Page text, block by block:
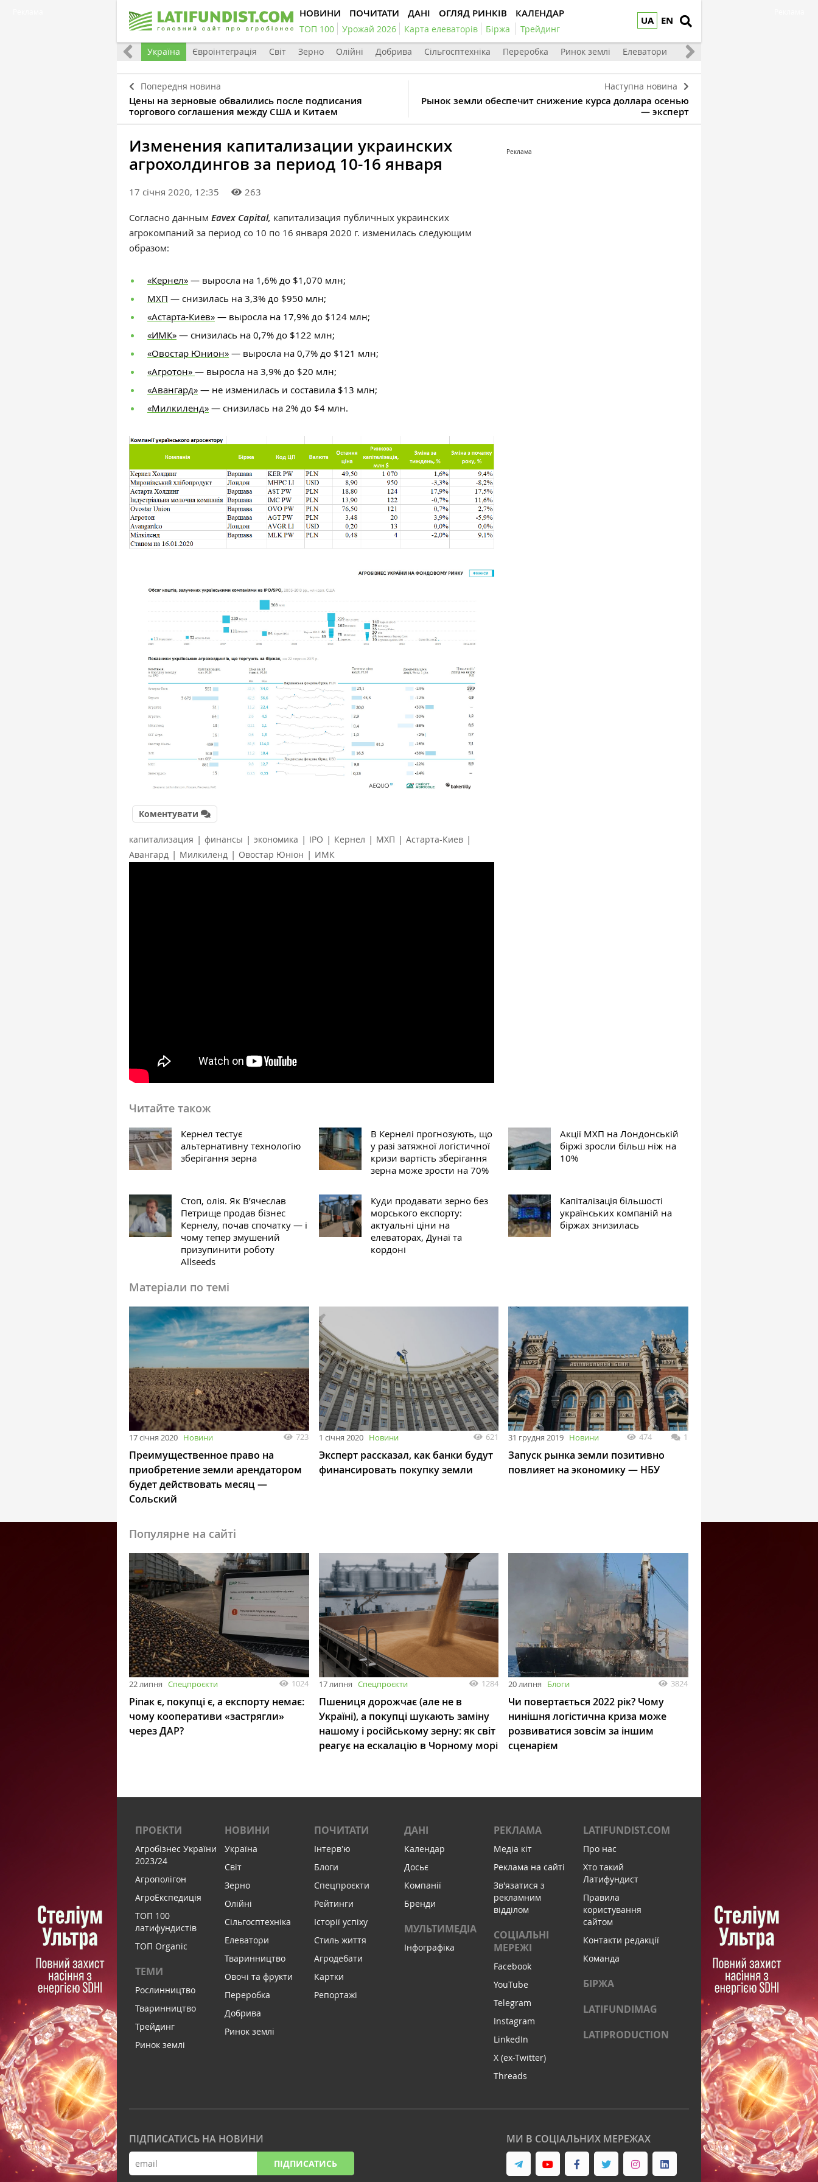
UA EN
НОВИНИ ПОЧИТАТИ ДАНІ ОГЛЯД РИНКІВ КАЛЕНДАР
ТОП 100 Урожай 2026 Карта елеваторів Біржа Трейдинг
Все Україна Євроінтеграція Світ Зерно Олійні Добрива Сільгосптехніка Переробка Ринок землі Елеватори Тваринництво
Попередня новина
Цены на зерновые обвалились после подписания
торгового соглашения между США и Китаем
Наступна новина
Рынок земли обеспечит снижение курса доллара осенью
— эксперт
Изменения капитализации украинских
агрохолдингов за период 10-16 января
17 січня 2020, 12:35 263
Согласно данным Eavex Capital, капитализация публичных украинских
агрокомпаний за период со 10 по 16 января 2020 г. изменилась следующим
образом:
«Кернел» — выросла на 1,6% до $1,070 млн;
МХП — снизилась на 3,3% до $950 млн;
«Астарта-Киев» — выросла на 17,9% до $124 млн;
«ИМК» — снизилась на 0,7% до $122 млн;
«Овостар Юнион» — выросла на 0,7% до $121 млн;
«Агротон» — выросла на 3,9% до $20 млн;
«Авангард» — не изменилась и составила $13 млн;
«Милкиленд» — снизилась на 2% до $4 млн.
Коментувати
капитализация | финансы | экономика | IPO | Кернел | МХП | Астарта-Киев |
Авангард | Милкиленд | Овостар Юніон | ИМК
Реклама
Читайте також
Кернел тестує
альтернативну технологію
зберігання зерна
В Кернелі прогнозують, що
у разі затяжної логістичної
кризи вартість зберігання
зерна може зрости на 70%
Акції МХП на Лондонській
біржі зросли більш ніж на
10%
Стоп, олія. Як В’ячеслав
Петрище продав бізнес
Кернелу, почав спочатку — і
чому тепер змушений
призупинити роботу
Allseeds
Куди продавати зерно без
морського експорту:
актуальні ціни на
елеваторах, Дунаї та
кордоні
Капіталізація більшості
українських компаній на
біржах знизилась
Матеріали по темі
17 січня 2020 Новини 723
Преимущественное право на
приобретение земли арендатором
будет действовать месяц —
Сольский
1 січня 2020 Новини 621
Эксперт рассказал, как банки будут
финансировать покупку земли
31 грудня 2019 Новини 474 1
Запуск рынка земли позитивно
повлияет на экономику — НБУ
Популярне на сайті
22 липня Спецпроєкти 1024
Ріпак є, покупці є, а експорту немає:
чому кооперативи «застрягли»
через ДАР?
17 липня Спецпроєкти 1284
Пшениця дорожчає (але не в
Україні), а покупці шукають заміну
нашому і російському зерну: як світ
реагує на ескалацію в Чорному морі
20 липня Блоги 3824
Чи повертається 2022 рік? Чому
нинішня логістична криза може
розвиватися зовсім за іншим
сценарієм
ПРОЕКТИ
Агробізнес України
2023/24
Агрополігон
АгроЕкспедиція
ТОП 100
латифундистів
ТОП Organic
ТЕМИ
Рослинництво
Тваринництво
Трейдинг
Ринок землі
НОВИНИ
Україна
Світ
Зерно
Олійні
Сільгосптехніка
Елеватори
Тваринництво
Овочі та фрукти
Переробка
Добрива
Ринок землі
ПОЧИТАТИ
Інтервʼю
Блоги
Спецпроєкти
Рейтинги
Історії успіху
Стиль життя
Агродебати
Картки
Репортажі
ДАНІ
Календар
Досьє
Компанії
Бренди
МУЛЬТИМЕДІА
Інфографіка
РЕКЛАМА
Медіа кіт
Реклама на сайті
Зв'язатися з
рекламним
відділом
СОЦІАЛЬНІ
МЕРЕЖІ
Facebook
YouTube
Telegram
Instagram
LinkedIn
X (ex-Twitter)
Threads
LATIFUNDIST.COM
Про нас
Хто такий
Латифундист
Правила
користування
сайтом
Контакти редакції
Команда
БІРЖА
LATIFUNDIMAG
LATIPRODUCTION
ПІДПИСАТИСЬ НА НОВИНИ
ПІДПИСАТИСЬ
МИ В СОЦІАЛЬНИХ МЕРЕЖАХ